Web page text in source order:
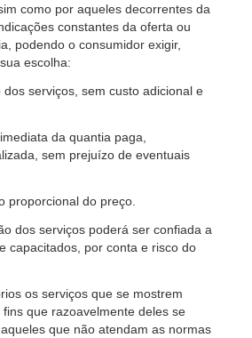
como por aqueles decorrentes da
constantes da oferta ou
podendo o consumidor exigir,
escolha:
dos serviços, sem custo adicional e
da quantia paga,
sem prejuízo de eventuais
proporcional do preço.
dos serviços poderá ser confiada a
capacitados, por conta e risco do
os serviços que se mostrem
que razoavelmente deles se
que não atendam as normas